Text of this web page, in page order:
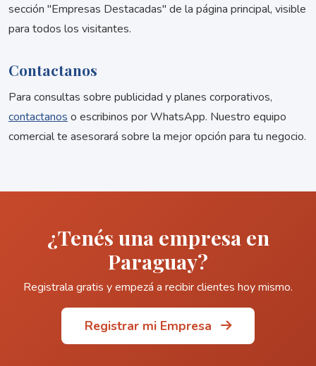
sección "Empresas Destacadas" de la página principal, visible
para todos los visitantes.
Contactanos
Para consultas sobre publicidad y planes corporativos,
contactanos o escribinos por WhatsApp. Nuestro equipo
comercial te asesorará sobre la mejor opción para tu negocio.
¿Tenés una empresa en
Paraguay?
Registrala gratis y empezá a recibir clientes hoy mismo.
Registrar mi Empresa